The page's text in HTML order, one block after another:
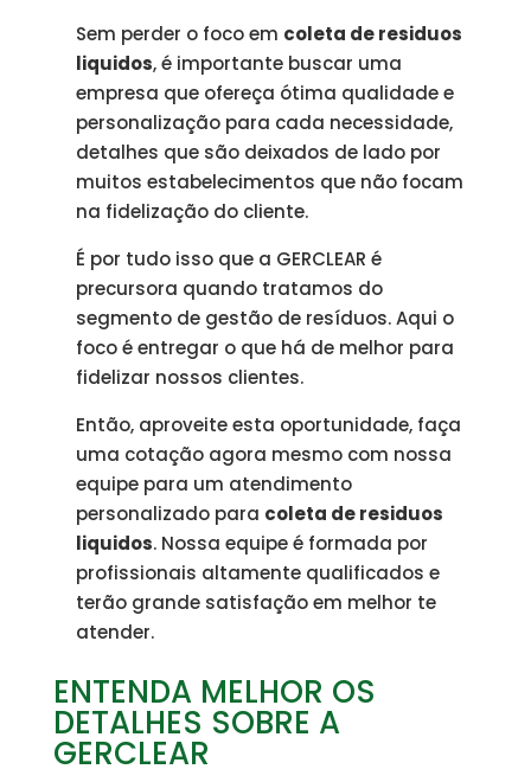
Sem perder o foco em coleta de residuos
liquidos, é importante buscar uma
empresa que ofereça ótima qualidade e
personalização para cada necessidade,
detalhes que são deixados de lado por
muitos estabelecimentos que não focam
na fidelização do cliente.
É por tudo isso que a GERCLEAR é
precursora quando tratamos do
segmento de gestão de resíduos. Aqui o
foco é entregar o que há de melhor para
fidelizar nossos clientes.
Então, aproveite esta oportunidade, faça
uma cotação agora mesmo com nossa
equipe para um atendimento
personalizado para coleta de residuos
liquidos. Nossa equipe é formada por
profissionais altamente qualificados e
terão grande satisfação em melhor te
atender.
ENTENDA MELHOR OS
DETALHES SOBRE A
GERCLEAR